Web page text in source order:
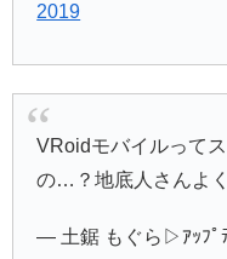
2019
VRoidモバイルって
の…？地底人さんよ
— 土鋸 もぐら▷ｱｯﾌﾟ